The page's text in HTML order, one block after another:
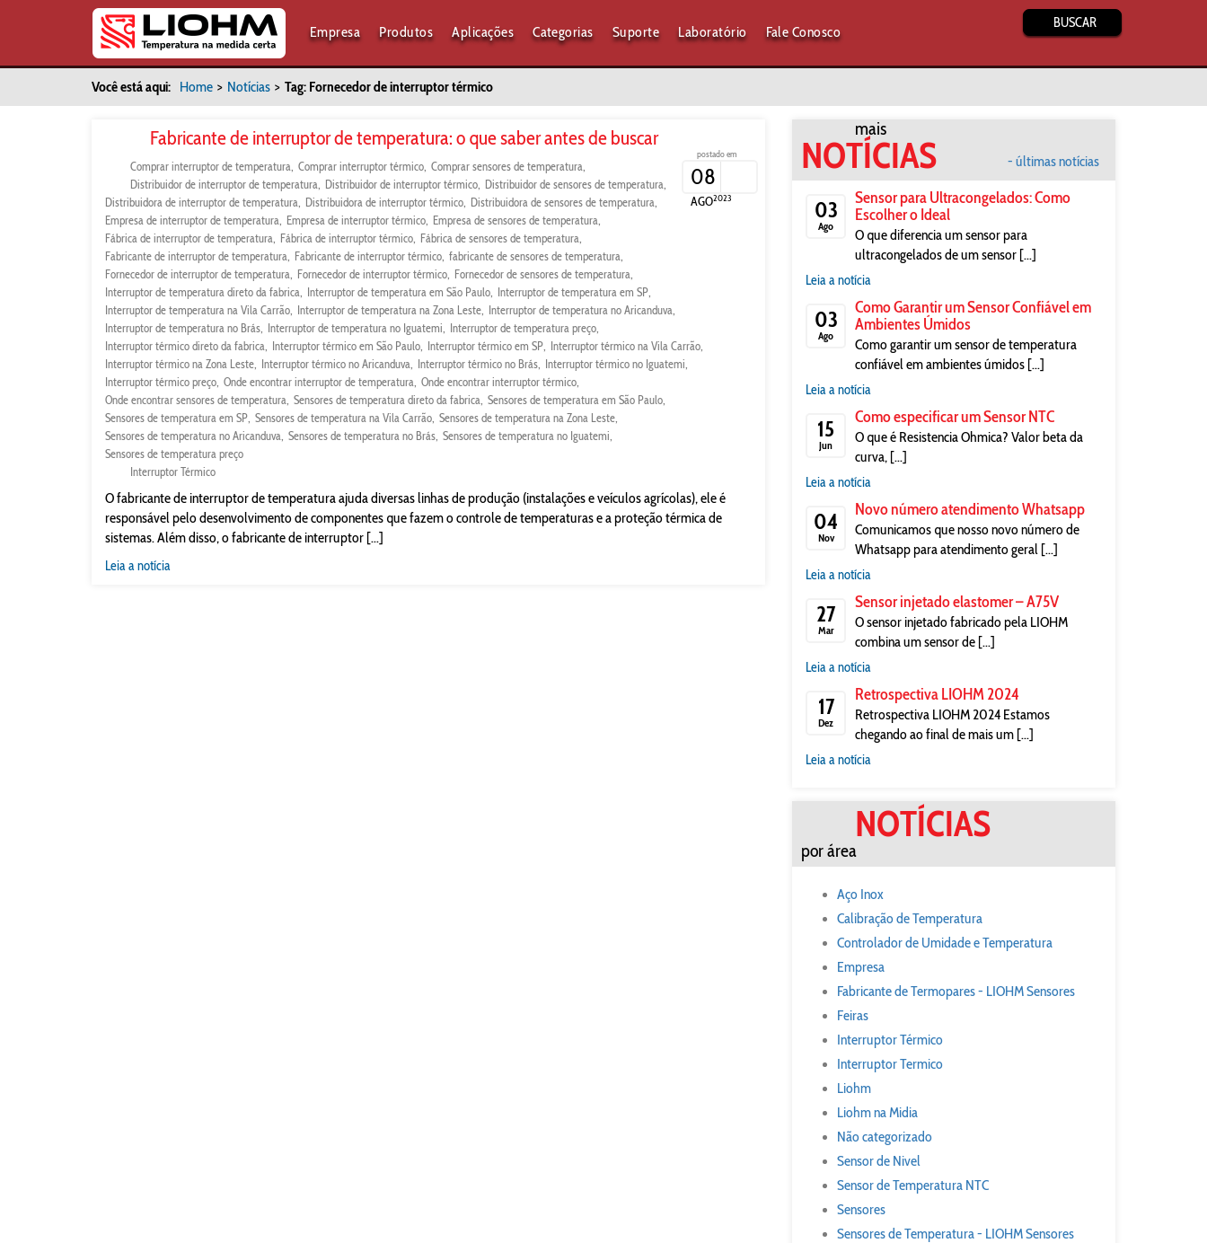
BUSCAR
Empresa Produtos Aplicações Categorias Suporte Laboratório Fale Conosco
Você está aqui: Home > Notícias > Tag: Fornecedor de interruptor térmico
Fabricante de interruptor de temperatura: o que saber antes de buscar
postado em
08
AGO2023
Comprar interruptor de temperatura Comprar interruptor térmico Comprar sensores de temperatura
Distribuidor de interruptor de temperatura
Distribuidor de interruptor térmico Distribuidor de sensores de temperatura
Distribuidora de interruptor de temperatura
Distribuidora de interruptor térmico Distribuidora de sensores de temperatura
Empresa de interruptor de temperatura
Empresa de interruptor térmico Empresa de sensores de temperatura
Fábrica de interruptor de temperatura
Fábrica de interruptor térmico Fábrica de sensores de temperatura
Fabricante de interruptor de temperatura
Fabricante de interruptor térmico fabricante de sensores de temperatura
Fornecedor de interruptor de temperatura
Fornecedor de interruptor térmico Fornecedor de sensores de temperatura
Interruptor de temperatura direto da fabrica
Interruptor de temperatura em São Paulo Interruptor de temperatura em SP
Interruptor de temperatura na Vila Carrão Interruptor de temperatura na Zona Leste Interruptor de temperatura no Aricanduva
Interruptor de temperatura no Brás Interruptor de temperatura no Iguatemi
Interruptor de temperatura preço
Interruptor térmico direto da fabrica
Interruptor térmico em São Paulo Interruptor térmico em SP Interruptor térmico na Vila Carrão
Interruptor térmico na Zona Leste Interruptor térmico no Aricanduva Interruptor térmico no Brás Interruptor térmico no Iguatemi
Interruptor térmico preço Onde encontrar interruptor de temperatura Onde encontrar interruptor térmico
Onde encontrar sensores de temperatura Sensores de temperatura direto da fabrica Sensores de temperatura em São Paulo
Sensores de temperatura em SP Sensores de temperatura na Vila Carrão Sensores de temperatura na Zona Leste
Sensores de temperatura no Aricanduva Sensores de temperatura no Brás Sensores de temperatura no Iguatemi
Sensores de temperatura preço
Interruptor Térmico
O fabricante de interruptor de temperatura ajuda diversas linhas de produção (instalações e veículos agrícolas), ele é
responsável pelo desenvolvimento de componentes que fazem o controle de temperaturas e a proteção térmica de
sistemas. Além disso, o fabricante de interruptor [...]
Leia a notícia
mais
NOTÍCIAS - últimas notícias
03
Ago
Sensor para Ultracongelados: Como
Escolher o Ideal
O que diferencia um sensor para
ultracongelados de um sensor [...]
Leia a notícia
03
Ago
Como Garantir um Sensor Confiável em
Ambientes Úmidos
Como garantir um sensor de temperatura
confiável em ambientes úmidos [...]
Leia a notícia
15
Jun
Como especificar um Sensor NTC
O que é Resistencia Ohmica? Valor beta da
curva, [...]
Leia a notícia
04
Nov
Novo número atendimento Whatsapp
Comunicamos que nosso novo número de
Whatsapp para atendimento geral [...]
Leia a notícia
27
Mar
Sensor injetado elastomer – A75V
O sensor injetado fabricado pela LIOHM
combina um sensor de [...]
Leia a notícia
17
Dez
Retrospectiva LIOHM 2024
Retrospectiva LIOHM 2024 Estamos
chegando ao final de mais um [...]
Leia a notícia
NOTÍCIAS
por área
Aço Inox
Calibração de Temperatura
Controlador de Umidade e Temperatura
Empresa
Fabricante de Termopares - LIOHM Sensores
Feiras
Interruptor Térmico
Interruptor Termico
Liohm
Liohm na Midia
Não categorizado
Sensor de Nivel
Sensor de Temperatura NTC
Sensores
Sensores de Temperatura - LIOHM Sensores